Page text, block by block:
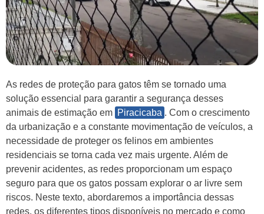
As redes de proteção para gatos têm se tornado uma
solução essencial para garantir a segurança desses
animais de estimação em Piracicaba . Com o crescimento
da urbanização e a constante movimentação de veículos, a
necessidade de proteger os felinos em ambientes
residenciais se torna cada vez mais urgente. Além de
prevenir acidentes, as redes proporcionam um espaço
seguro para que os gatos possam explorar o ar livre sem
riscos. Neste texto, abordaremos a importância dessas
redes, os diferentes tipos disponíveis no mercado e como